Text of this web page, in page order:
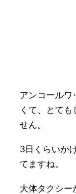
アンコールワ
くて、とて
せん。
3日くらいか
てますね。
大体タクシー